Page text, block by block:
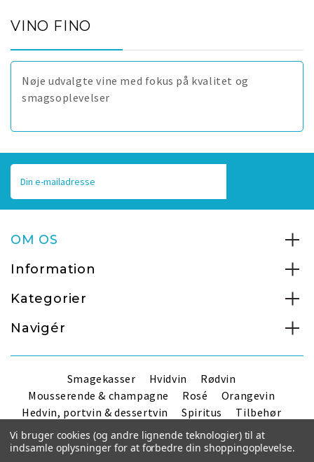
VINO FINO
Nøje udvalgte vine med fokus på kvalitet og
smagsoplevelser
E-
mailadresse
OM OS
Information
Kategorier
Navigér
Smagekasser Hvidvin
Rødvin
Mousserende & champagne
Rosé
Orangevin
Hedvin, portvin & dessertvin
Spiritus
Tilbehør
Handelsbetingelser
Vi bruger cookies (og andre lignende teknologier) til at
indsamle oplysninger for at forbedre din shoppingoplevelse.